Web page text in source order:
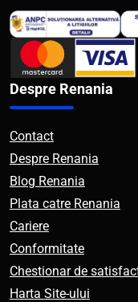
Despre Renania
Contact
Despre Renania
Blog Renania
Plata catre Renania
Cariere
Conformitate
Chestionar de
Harta Site-ului